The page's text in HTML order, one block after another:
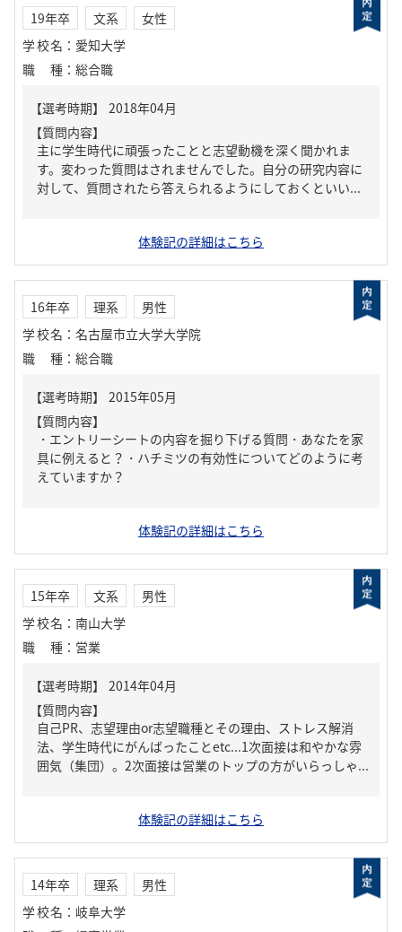
19年卒 文系
女性
学校名 ： 愛知大学
職種 ： 総合職
【質問内容】
主に学生時代に頑張ったことと志望動機を深く聞かれま
す。変わった質問はされませんでした。自分の研究内容に
対して、質問されたら答えられるようにしておくといい...
体験記の詳細はこちら
16年卒 理系
男性
学校名 ： 名古屋市立大学大学院
職種 ： 総合職
【質問内容】
・エントリーシートの内容を掘り下げる質問・あなたを家
具に例えると？・ハチミツの有効性についてどのように考
えていますか？
体験記の詳細はこちら
15年卒 文系
男性
学校名 ： 南山大学
職種 ： 営業
【質問内容】
自己PR、志望理由or志望職種とその理由、ストレス解消
法、学生時代にがんばったことetc...1次面接は和やかな雰
囲気（集団）。2次面接は営業のトップの方がいらっしゃ...
体験記の詳細はこちら
14年卒 理系
男性
学校名 ： 岐阜大学